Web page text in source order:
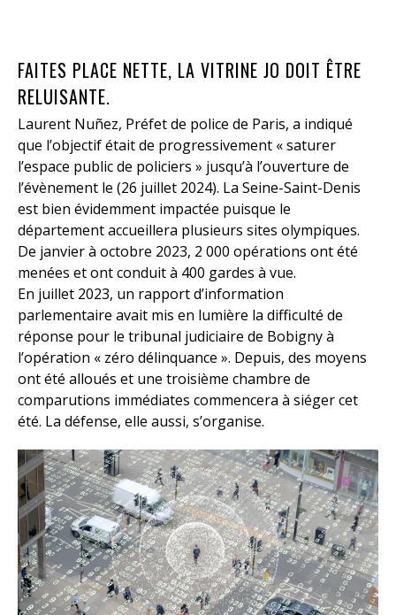
FAITES PLACE NETTE, LA VITRINE JO DOIT ÊTRE
RELUISANTE.
Laurent Nuñez, Préfet de police de Paris, a indiqué
que l’objectif était de progressivement « saturer
l’espace public de policiers » jusqu’à l’ouverture de
l’évènement le (26 juillet 2024). La Seine-Saint-Denis
est bien évidemment impactée puisque le
département accueillera plusieurs sites olympiques.
De janvier à octobre 2023, 2 000 opérations ont été
menées et ont conduit à 400 gardes à vue.
En juillet 2023, un rapport d’information
parlementaire avait mis en lumière la difficulté de
réponse pour le tribunal judiciaire de Bobigny à
l’opération « zéro délinquance ». Depuis, des moyens
ont été alloués et une troisième chambre de
comparutions immédiates commencera à siéger cet
été. La défense, elle aussi, s’organise.